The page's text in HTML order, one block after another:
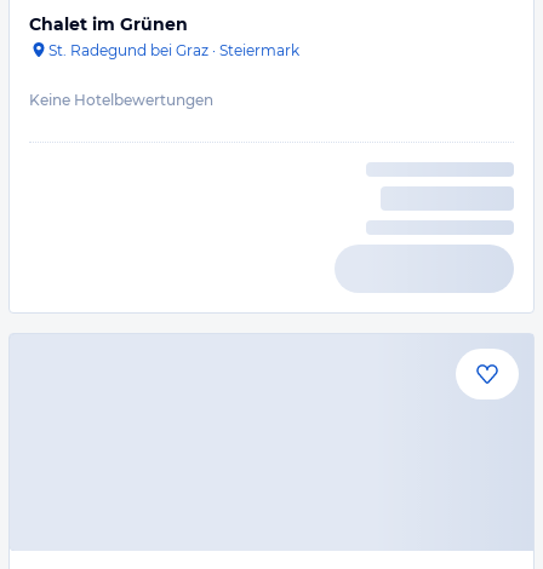
Chalet im Grünen
St. Radegund bei Graz · Steiermark
Keine Hotelbewertungen